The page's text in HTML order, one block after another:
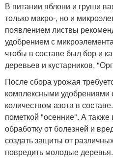
В питании яблони и груши
только макро-, но и
появлением листвы
удобрением с
чтобы в составе был бор и
деревьев и кустарников,
После сбора урожая
комплексными
количеством азота в
пометкой "осенние". А
обработку от болезней и
создать защиты от
повредить молодые деревья.